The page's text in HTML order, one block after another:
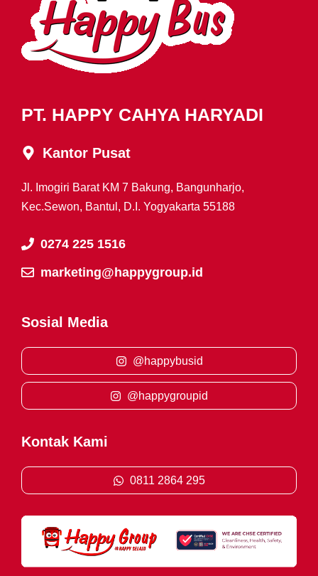
PT. HAPPY CAHYA HARYADI
Kantor Pusat
Jl. Imogiri Barat KM 7 Bakung, Bangunharjo,
Kec.Sewon, Bantul, D.I. Yogyakarta 55188
0274 225 1516
marketing@happygroup.id
Sosial Media
@happybusid
@happygroupid
Kontak Kami
0811 2864 295